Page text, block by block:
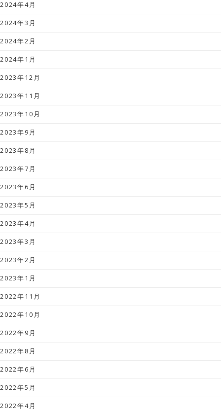
2024年4月
2024年3月
2024年2月
2024年1月
2023年12月
2023年11月
2023年10月
2023年9月
2023年8月
2023年7月
2023年6月
2023年5月
2023年4月
2023年3月
2023年2月
2023年1月
2022年11月
2022年10月
2022年9月
2022年8月
2022年6月
2022年5月
2022年4月